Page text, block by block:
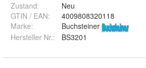
Zustand:
Neu
GTIN / EAN:
4009808320118
Marke:
Buchsteiner
Hersteller Nr.:
BS3201